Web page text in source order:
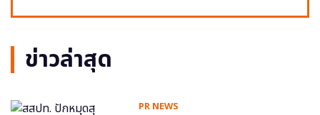
ข่าวล่าสุด
PR NEWS